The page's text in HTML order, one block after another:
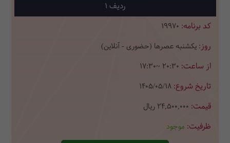
1
19970
یکشنبه عصرها (حضوری - آنلاین)
17:30~ 20:30
1405/05/18
24,500,000 ریال
موجود